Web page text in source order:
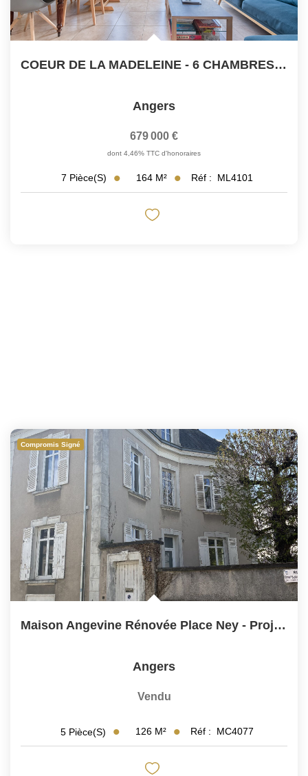
COEUR DE LA MADELEINE - 6 CHAMBRES - DOUBLE GARAGE - JARDIN
Angers
679 000 €
dont 4,46% TTC d'honoraires
7 Pièce(s) 164 M² Réf : ML4101
Compromis Signé
Maison Angevine Rénovée Place Ney - Projet Personnalisable
Angers
Vendu
5 Pièce(s) 126 M² Réf : MC4077